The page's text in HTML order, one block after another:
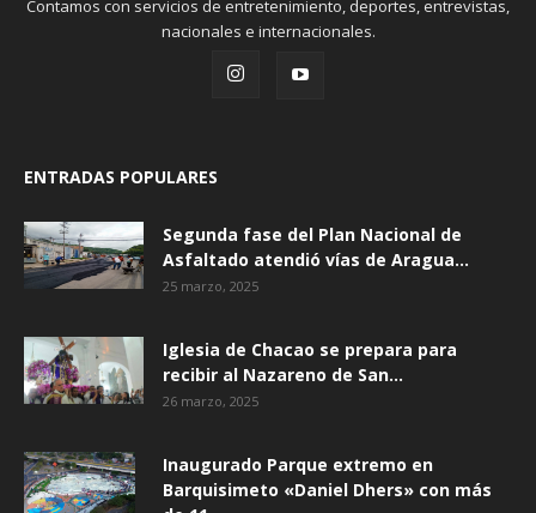
Contamos con servicios de entretenimiento, deportes, entrevistas,
nacionales e internacionales.
ENTRADAS POPULARES
Segunda fase del Plan Nacional de
Asfaltado atendió vías de Aragua...
25 marzo, 2025
Iglesia de Chacao se prepara para
recibir al Nazareno de San...
26 marzo, 2025
Inaugurado Parque extremo en
Barquisimeto «Daniel Dhers» con más